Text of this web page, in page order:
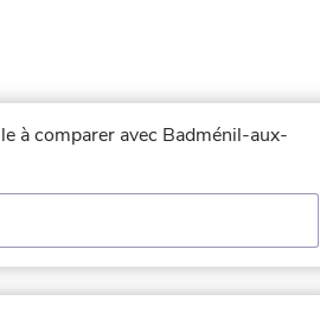
à comparer avec Badménil-aux-